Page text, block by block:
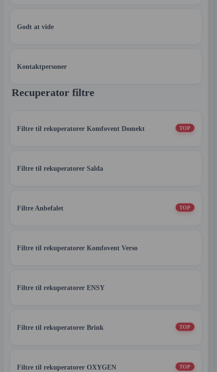
Godt at vide
Kontaktpersoner
Recuperator filtre
Filtre til rekuperatorer Komfovent Domekt TOP
Filtre til rekuperatorer Salda
Filtre Anbefalet TOP
Filtre til rekuperatorer Komfovent Verso
Filtre til rekuperatorer ENSY
Filtre til rekuperatorer Brink TOP
Filtre til rekuperatorer OXYGEN TOP